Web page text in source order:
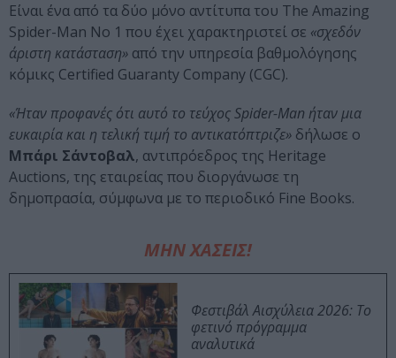
Είναι ένα από τα δύο μόνο αντίτυπα του The Amazing
Spider-Man No 1 που έχει χαρακτηριστεί σε «σχεδόν
άριστη κατάσταση» από την υπηρεσία βαθμολόγησης
κόμικς Certified Guaranty Company (CGC).
«Ήταν προφανές ότι αυτό το τεύχος Spider-Man ήταν μια
ευκαιρία και η τελική τιμή το αντικατόπτριζε» δήλωσε ο
Μπάρι Σάντοβαλ, αντιπρόεδρος της Heritage
Auctions, της εταιρείας που διοργάνωσε τη
δημοπρασία, σύμφωνα με το περιοδικό Fine Books.
ΜΗΝ ΧΑΣΕΙΣ!
Φεστιβάλ Αισχύλεια 2026: Το
φετινό πρόγραμμα
αναλυτικά